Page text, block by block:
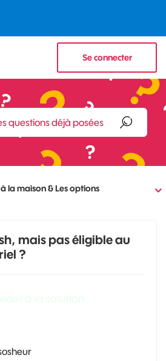
Se connecter
la maison & Les options
mais pas éligible au
?